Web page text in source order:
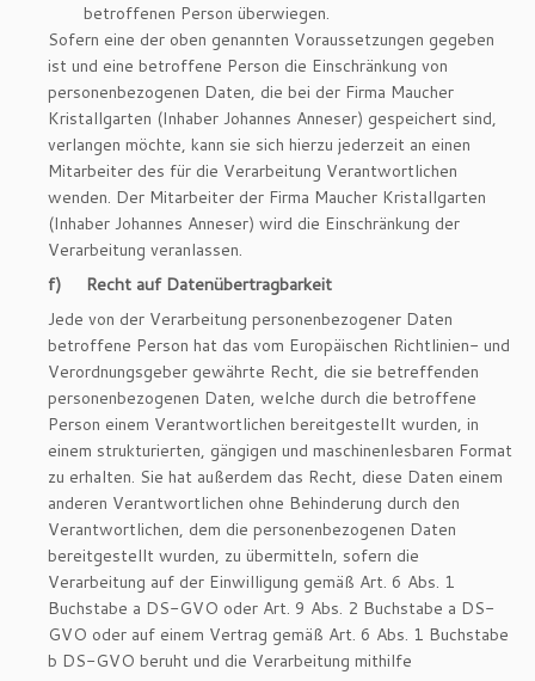
betroffenen Person überwiegen.
Sofern eine der oben genannten Voraussetzungen gegeben
ist und eine betroffene Person die Einschränkung von
personenbezogenen Daten, die bei der Firma Maucher
Kristallgarten (Inhaber Johannes Anneser) gespeichert sind,
verlangen möchte, kann sie sich hierzu jederzeit an einen
Mitarbeiter des für die Verarbeitung Verantwortlichen
wenden. Der Mitarbeiter der Firma Maucher Kristallgarten
(Inhaber Johannes Anneser) wird die Einschränkung der
Verarbeitung veranlassen.
f) Recht auf Datenübertragbarkeit
Jede von der Verarbeitung personenbezogener Daten
betroffene Person hat das vom Europäischen Richtlinien- und
Verordnungsgeber gewährte Recht, die sie betreffenden
personenbezogenen Daten, welche durch die betroffene
Person einem Verantwortlichen bereitgestellt wurden, in
einem strukturierten, gängigen und maschinenlesbaren Format
zu erhalten. Sie hat außerdem das Recht, diese Daten einem
anderen Verantwortlichen ohne Behinderung durch den
Verantwortlichen, dem die personenbezogenen Daten
bereitgestellt wurden, zu übermitteln, sofern die
Verarbeitung auf der Einwilligung gemäß Art. 6 Abs. 1
Buchstabe a DS-GVO oder Art. 9 Abs. 2 Buchstabe a DS-
GVO oder auf einem Vertrag gemäß Art. 6 Abs. 1 Buchstabe
b DS-GVO beruht und die Verarbeitung mithilfe